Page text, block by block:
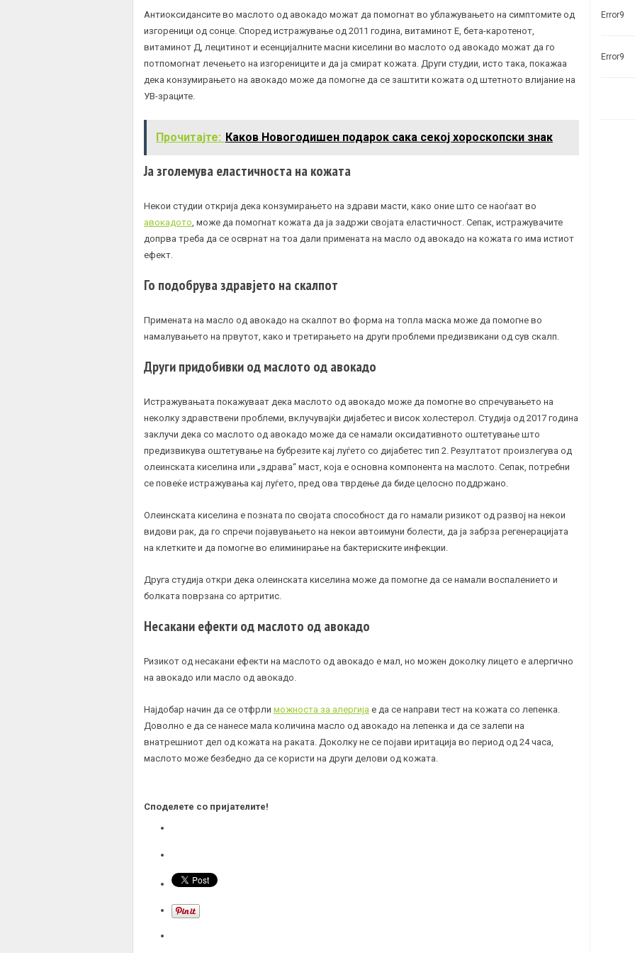
Антиоксидансите во маслото од авокадо можат да помогнат во ублажувањето на симптомите од
изгореници од сонце. Според истражување од 2011 година, витаминот Е, бета-каротенот,
витаминот Д, лецитинот и есенцијалните масни киселини во маслото од авокадо можат да го
потпомогнат лечењето на изгорениците и да ја смират кожата. Други студии, исто така, покажаа
дека конзумирањето на авокадо може да помогне да се заштити кожата од штетното влијание на
УВ-зраците.
Прочитајте: Каков Новогодишен подарок сака секој хороскопски знак
Ја зголемува еластичноста на кожата
Некои студии открија дека конзумирањето на здрави масти, како оние што се наоѓаат во
авокадото , може да помогнат кожата да ја задржи својата еластичност. Сепак, истражувачите
допрва треба да се осврнат на тоа дали примената на масло од авокадо на кожата го има истиот
ефект.
Го подобрува здравјето на скалпот
Примената на масло од авокадо на скалпот во форма на топла маска може да помогне во
намалувањето на првутот, како и третирањето на други проблеми предизвикани од сув скалп.
Други придобивки од маслото од авокадо
Истражувањата покажуваат дека маслото од авокадо може да помогне во спречувањето на
неколку здравствени проблеми, вклучувајќи дијабетес и висок холестерол . Студија од 2017 година
заклучи дека со маслото од авокадо може да се намали оксидативното оштетување што
предизвикува оштетување на бубрезите кај луѓето со дијабетес тип 2. Резултатот произлегува од
олеинската киселина или „здрава“ маст, која е основна компонента на маслото. Сепак, потребни
се повеќе истражувања кај луѓето, пред ова тврдење да биде целосно поддржано.
Олеинската киселина е позната по својата способност да го намали ризикот од развој на некои
видови рак, да го спречи појавувањето на некои автоимуни болести, да ја забрза регенерацијата
на клетките и да помогне во елиминирање на бактериските инфекции.
Друга студија откри дека олеинската киселина може да помогне да се намали воспалението и
болката поврзана со артритис.
Несакани ефекти од маслото од авокадо
Ризикот од несакани ефекти на маслото од авокадо е мал, но можен доколку лицето е алергично
на авокадо или масло од авокадо.
Најдобар начин да се отфрли можноста за алергија е да се направи тест на кожата со лепенка.
Доволно е да се нанесе мала количина масло од авокадо на лепенка и да се залепи на
внатрешниот дел од кожата на раката. Доколку не се појави иритација во период од 24 часа,
маслото може безбедно да се користи на други делови од кожата.
Споделете со пријателите!
Error9
Error9